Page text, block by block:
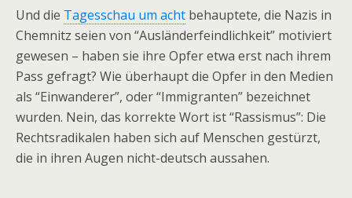
Und die Tagesschau um acht behauptete, die Nazis in
Chemnitz seien von “Ausländerfeindlichkeit” motiviert
gewesen – haben sie ihre Opfer etwa erst nach ihrem
Pass gefragt? Wie überhaupt die Opfer in den Medien
als “Einwanderer”, oder “Immigranten” bezeichnet
wurden. Nein, das korrekte Wort ist “Rassismus”: Die
Rechtsradikalen haben sich auf Menschen gestürzt,
die in ihren Augen nicht-deutsch aussahen.